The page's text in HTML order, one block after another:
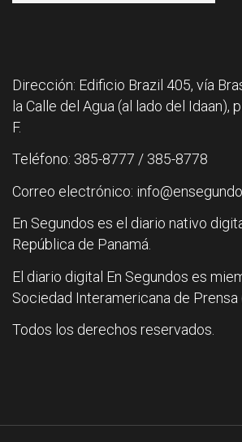
Dirección: Edificio Brazil 405, vía
la Calle del Agua (al lado del Idaan),
F.
Teléfono: 385-8777 / 385-8778
Correo electrónico:
En Segundos es el diario nativo
República de Panamá.
El diario digital En Segundos es
Sociedad Interamericana de Prensa
Todos los derechos reservados.